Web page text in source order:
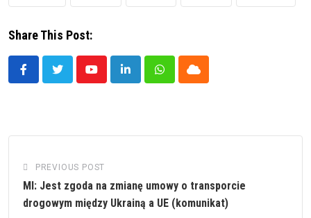
Share This Post:
YoutubeLinkedInWhatsappCloud
PREVIOUS POST
MI: Jest zgoda na zmianę umowy o transporcie
drogowym między Ukrainą a UE (komunikat)